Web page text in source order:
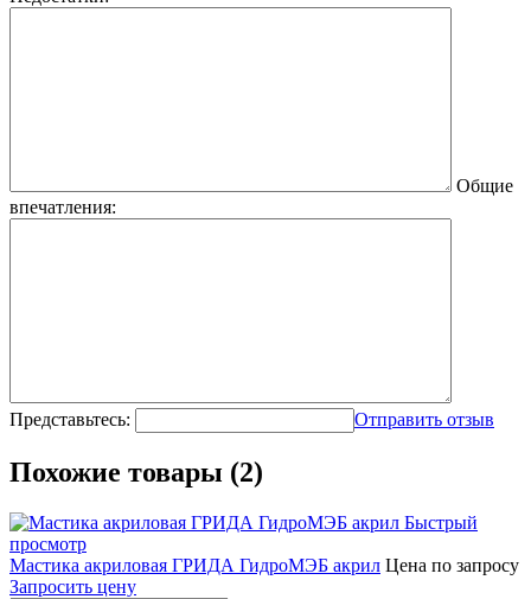
Общие
впечатления:
Представьтесь: Отправить отзыв
Похожие товары (2)
Быстрый
просмотр
Мастика акриловая ГРИДА ГидроМЭБ акрил Цена по запросу
Запросить цену